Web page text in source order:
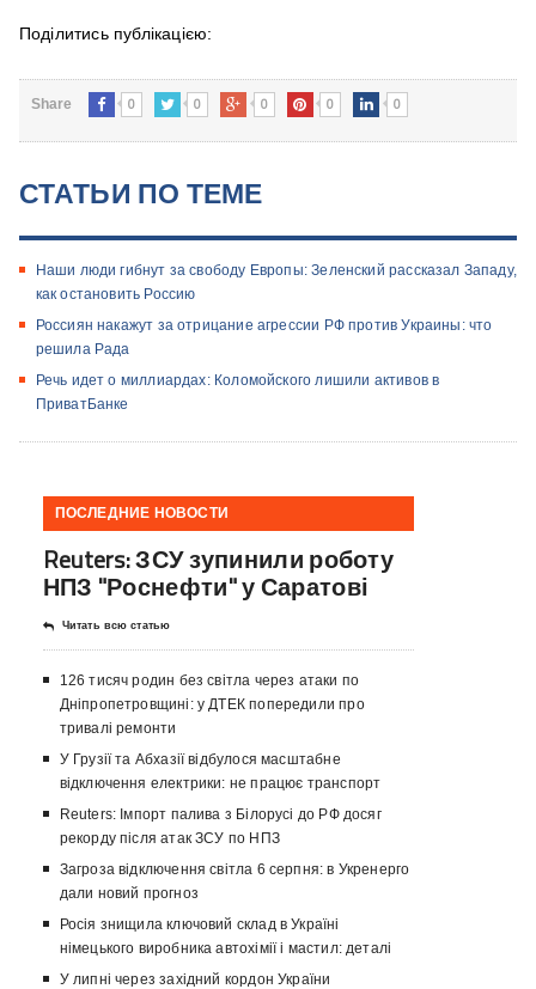
Поділитись публікацією:
Share 0 0 0 0 0
СТАТЬИ ПО ТЕМЕ
​Наши люди гибнут за свободу Европы: Зеленский рассказал Западу,
как остановить Россию
Россиян накажут за отрицание агрессии РФ против Украины: что
решила Рада
Речь идет о миллиардах: Коломойского лишили активов в
ПриватБанке
ПОСЛЕДНИЕ НОВОСТИ
Reuters: ЗСУ зупинили роботу
НПЗ "Роснефти" у Саратові
Читать всю статью
126 тисяч родин без світла через атаки по
Дніпропетровщині: у ДТЕК попередили про
тривалі ремонти
У Грузії та Абхазії відбулося масштабне
відключення електрики: не працює транспорт
Reuters: Імпорт палива з Білорусі до РФ досяг
рекорду після атак ЗСУ по НПЗ
Загроза відключення світла 6 серпня: в Укренерго
дали новий прогноз
Росія знищила ключовий склад в Україні
німецького виробника автохімії і мастил: деталі
У липні через західний кордон України